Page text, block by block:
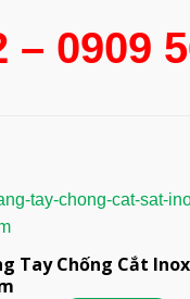
0909
Tay Chống Cắt